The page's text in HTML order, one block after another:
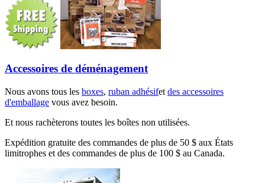
Accessoires de déménagement
Nous avons tous les boxes, ruban adhésifet des accessoires
d'emballage vous avez besoin.
Et nous rachèterons toutes les boîtes non utilisées.
Expédition gratuite des commandes de plus de 50 $ aux États
limitrophes et des commandes de plus de 100 $ au Canada.